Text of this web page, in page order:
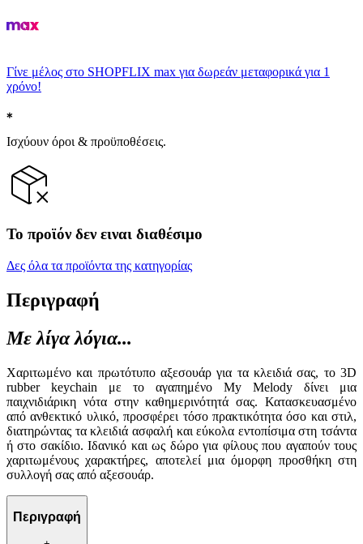
Γίνε μέλος στο SHOPFLIX max για δωρεάν μεταφορικά για 1
χρόνο!
Ισχύουν όροι & προϋποθέσεις.
Το προϊόν δεν ειναι διαθέσιμο
Δες όλα τα προϊόντα της κατηγορίας
Περιγραφή
Με λίγα λόγια...
Χαριτωμένο και πρωτότυπο αξεσουάρ για τα κλειδιά σας, το 3D
rubber keychain με το αγαπημένο My Melody δίνει μια
παιχνιδιάρικη νότα στην καθημερινότητά σας. Κατασκευασμένο
από ανθεκτικό υλικό, προσφέρει τόσο πρακτικότητα όσο και στιλ,
διατηρώντας τα κλειδιά ασφαλή και εύκολα εντοπίσιμα στη τσάντα
ή στο σακίδιο. Ιδανικό και ως δώρο για φίλους που αγαπούν τους
χαριτωμένους χαρακτήρες, αποτελεί μια όμορφη προσθήκη στη
συλλογή σας από αξεσουάρ.
Περιγραφή